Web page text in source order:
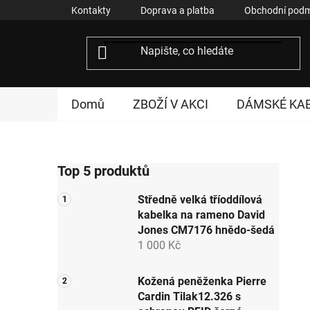
Kontakty Doprava a platba Obchodní
Domů ZBOŽÍ V AKCI DÁMSKÉ
o
s
t
n
Top 5 produktů
Středně velká tříoddílová
kabelka na rameno David
Jones CM7176 hnědo-šedá
1 000 Kč
Kožená peněženka Pierre
Cardin Tilak12.326 s